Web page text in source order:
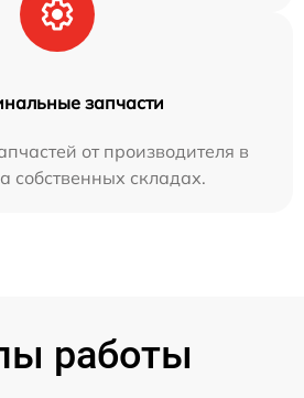
запчасти
от производителя в
собственных складах.
работы